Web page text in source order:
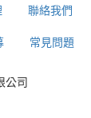
聯絡我們
常見問題
公司